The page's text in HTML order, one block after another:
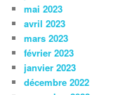
mai 2023
avril 2023
mars 2023
février 2023
janvier 2023
décembre 2022